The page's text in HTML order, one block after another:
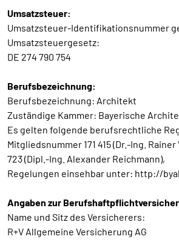
Umsatzsteuer:
Umsatzsteuer-Identifikationsnummer
Umsatzsteuergesetz:
DE 274 790 754
Berufsbezeichnung:
Berufsbezeichnung: Architekt
Zuständige Kammer: Bayerische
Es gelten folgende berufsrechtliche
Mitgliedsnummer 171 415 (Dr.-Ing.
723 (Dipl.-Ing. Alexander Reichmann),
Regelungen einsehbar unter: http://
Angaben zur
Name und Sitz des Versicherers:
R+V Allgemeine Versicherung AG